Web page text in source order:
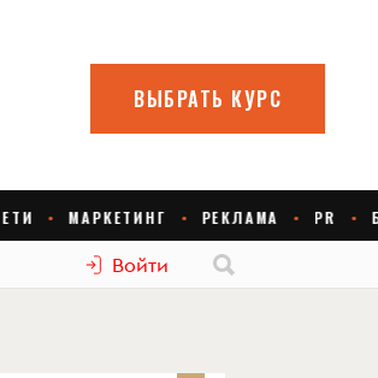
Войти